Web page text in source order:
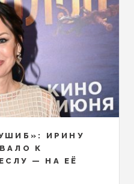
ИРИНУ
К
— НА ЕЁ